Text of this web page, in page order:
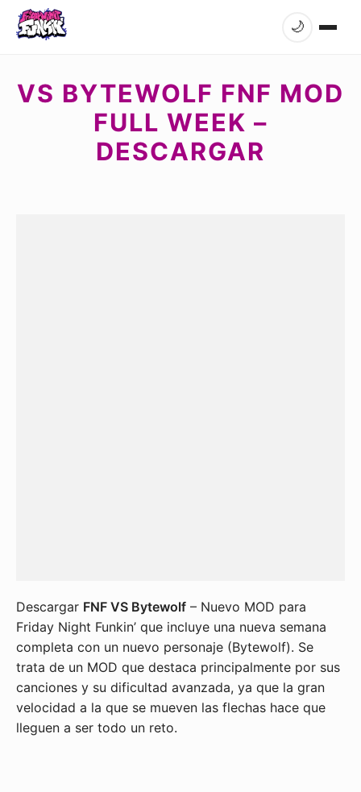
🌙
VS BYTEWOLF FNF MOD
FULL WEEK –
DESCARGAR
Descargar FNF VS Bytewolf – Nuevo MOD para
Friday Night Funkin’ que incluye una nueva semana
completa con un nuevo personaje (Bytewolf). Se
trata de un MOD que destaca principalmente por sus
canciones y su dificultad avanzada, ya que la gran
velocidad a la que se mueven las flechas hace que
lleguen a ser todo un reto.